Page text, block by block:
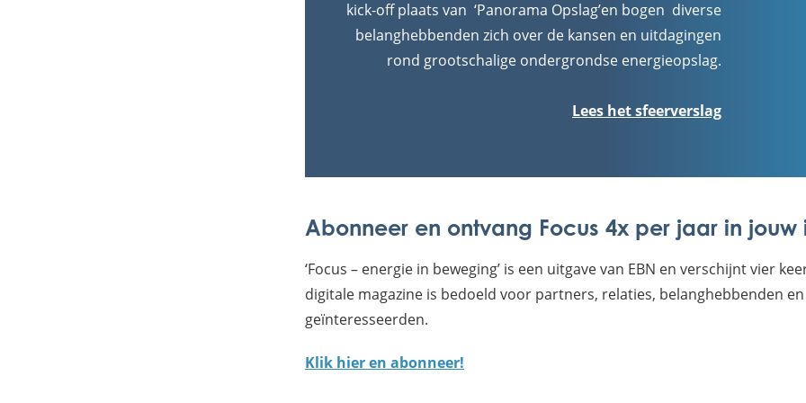
kick-off plaats van ‘Panorama Opslag’en bogen diverse
belanghebbenden zich over de kansen en uitdagingen
rond grootschalige ondergrondse energieopslag.
Lees het sfeerverslag
Abonneer en ontvang Focus 4x per jaar in jouw
‘Focus – energie in beweging’ is een uitgave van EBN en verschijnt vier
digitale magazine is bedoeld voor partners, relaties, belanghebbenden en
geïnteresseerden.
Klik hier en abonneer!